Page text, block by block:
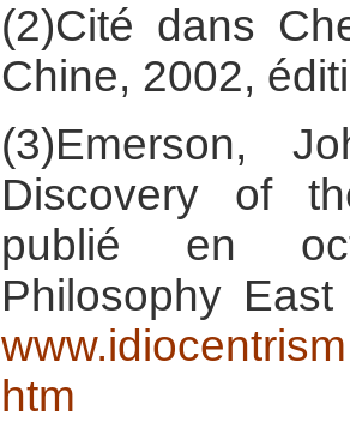
(2)Cité dans
Chine, 2002,
(3)Emerson,
Discovery of
publié en
Philosophy
htm